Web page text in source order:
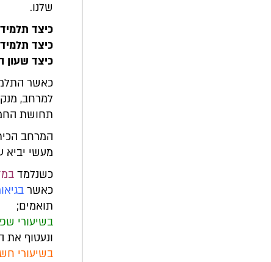
שלנו.
כיצד
כיצד
כיצד שעון
כאשר
למרחב,
תחושת
המרחב
מעשי יביא
כשנלמד
כאשר
תואמים;
בשיעורי
ונעטוף את
בשיעורי